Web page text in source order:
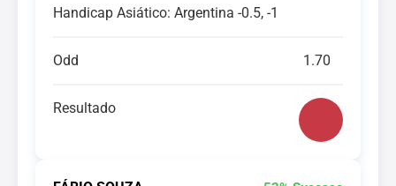
Handicap Asiático: Argentina -0.5, -1
Odd 1.70
Resultado